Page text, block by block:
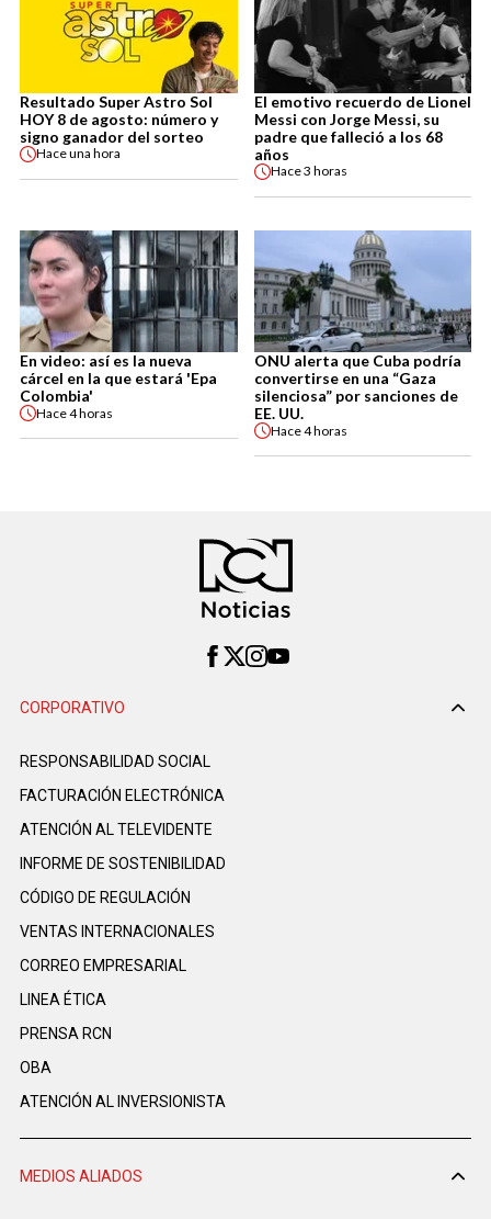
Resultado Super Astro Sol
HOY 8 de agosto: número y
signo ganador del sorteo
Haceuna hora
El emotivo recuerdo de Lionel
Messi con Jorge Messi, su
padre que falleció a los 68
años
Hace3 horas
En video: así es la nueva
cárcel en la que estará 'Epa
Colombia'
Hace4 horas
ONU alerta que Cuba podría
convertirse en una “Gaza
silenciosa” por sanciones de
EE. UU.
Hace4 horas
CORPORATIVO
RESPONSABILIDAD SOCIAL
FACTURACIÓN ELECTRÓNICA
ATENCIÓN AL TELEVIDENTE
INFORME DE SOSTENIBILIDAD
CÓDIGO DE REGULACIÓN
VENTAS INTERNACIONALES
CORREO EMPRESARIAL
LINEA ÉTICA
PRENSA RCN
OBA
ATENCIÓN AL INVERSIONISTA
MEDIOS ALIADOS